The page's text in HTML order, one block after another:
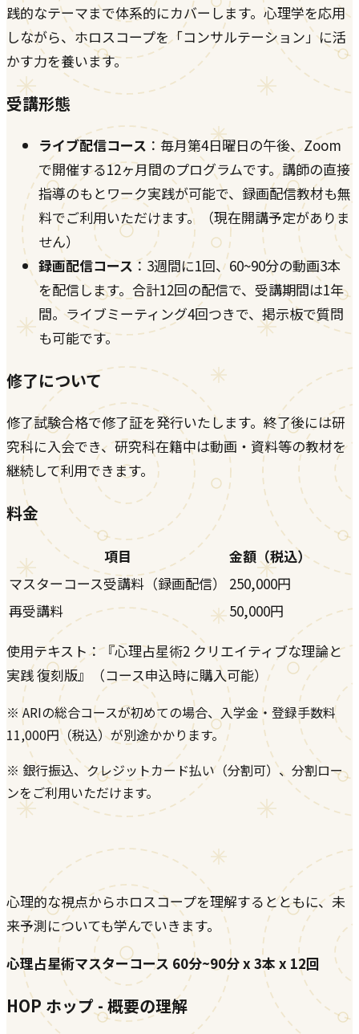
践的なテーマまで体系的にカバーします。心理学を応用
しながら、ホロスコープを「コンサルテーション」に活
かす力を養います。
受講形態
ライブ配信コース ：毎月第4日曜日の午後、Zoom
で開催する12ヶ月間のプログラムです。講師の直接
指導のもとワーク実践が可能で、録画配信教材も無
料でご利用いただけます。（現在開講予定がありま
せん）
録画配信コース ：3週間に1回、60~90分の動画3本
を配信します。合計12回の配信で、受講期間は1年
間。ライブミーティング4回つきで、掲示板で質問
も可能です。
修了について
修了試験合格で修了証を発行いたします。終了後には研
究科に入会でき、研究科在籍中は動画・資料等の教材を
継続して利用できます。
料金
項目
金額（税込）
マスターコース受講料（録画配信）
250,000円
再受講料
50,000円
使用テキスト：『心理占星術2 クリエイティブな理論と
実践 復刻版』（コース申込時に購入可能）
※ ARIの総合コースが初めての場合、入学金・登録手数料
11,000円（税込）が別途かかります。
※ 銀行振込、クレジットカード払い（分割可）、分割ロー
ンをご利用いただけます。
心理的な視点からホロスコープを理解するとともに、未
来予測についても学んでいきます。
心理占星術マスターコース 60分~90分 x 3本 x 12回
HOP ホップ - 概要の理解